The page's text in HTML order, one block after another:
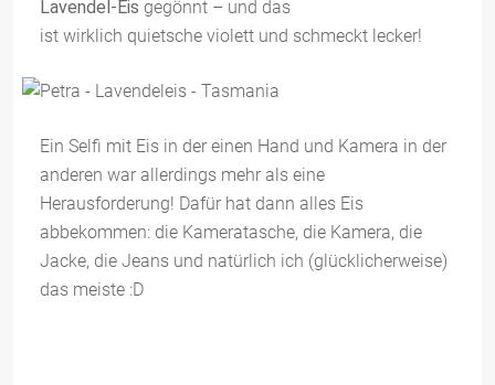
Lavendel-Eis gegönnt – und das
ist wirklich quietsche violett und schmeckt lecker!
Ein Selfi mit Eis in der einen Hand und Kamera in der
anderen war allerdings mehr als eine
Herausforderung! Dafür hat dann alles Eis
abbekommen: die Kameratasche, die Kamera, die
Jacke, die Jeans und natürlich ich (glücklicherweise)
das meiste :D